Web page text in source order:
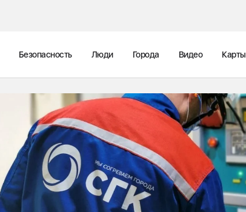
Безопасность Люди Города Видео Карты